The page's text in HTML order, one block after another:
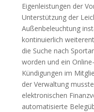
Eigenleistungen der
Unterstützung der
Außenbeleuchtung
kontinuierlich
die Suche nach
worden und ein
Kündigungen im
der Verwaltung
elektronischen
automatisierte